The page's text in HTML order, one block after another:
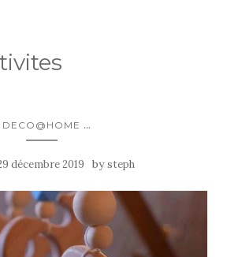
DECO@HOME ...
décembre 2019 bysteph